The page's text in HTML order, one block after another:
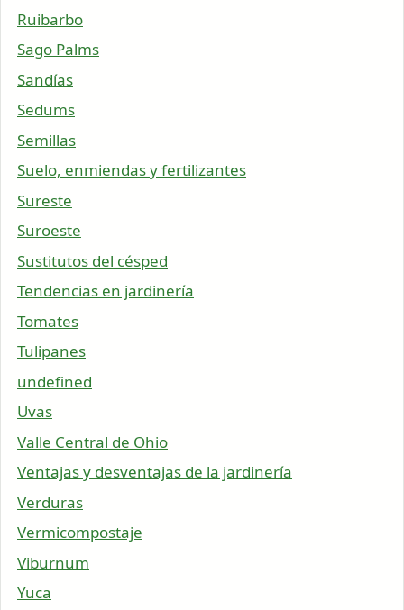
Ruibarbo
Sago Palms
Sandías
Sedums
Semillas
Suelo, enmiendas y fertilizantes
Sureste
Suroeste
Sustitutos del césped
Tendencias en jardinería
Tomates
Tulipanes
undefined
Uvas
Valle Central de Ohio
Ventajas y desventajas de la jardinería
Verduras
Vermicompostaje
Viburnum
Yuca